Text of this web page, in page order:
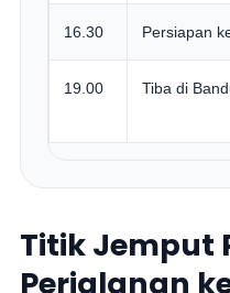
16.30 Persiapan
19.00 Tiba di
Titik Jemput
Perjalanan